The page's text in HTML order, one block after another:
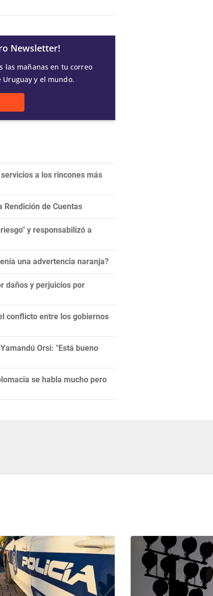
Newsletter!
las mañanas en tu correo
y el mundo.
a los rincones más
Rendición de Cuentas
y responsabilizó a
una advertencia naranja?
daños y perjuicios por
conflicto entre los gobiernos
Orsi: "Está bueno
se habla mucho pero